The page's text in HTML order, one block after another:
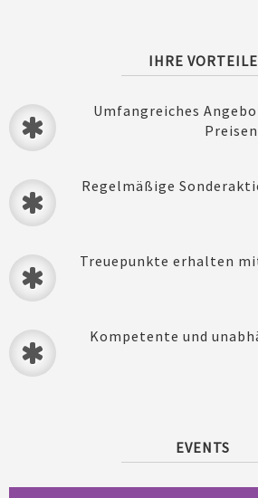
IHRE VORTEILE
Umfangreiches
Preisen
Regelmäßige
Treuepunkte erhalten
Kompetente und
EVENTS